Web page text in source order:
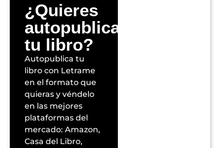
¿Quieres
autopublicar
tu libro?
Autopublica tu
libro con Letrame
en el formato que
quieras y véndelo
en las mejores
plataformas del
mercado: Amazon,
Casa del Libro,